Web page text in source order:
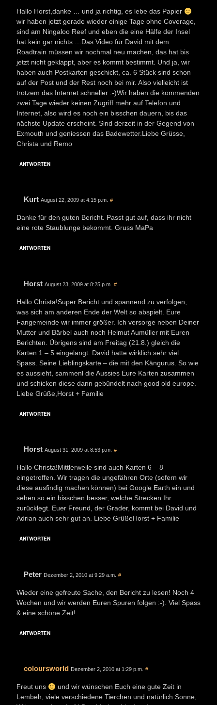
Hallo Horst,danke … und ja richtig, es lebe das Papier
wir haben jetzt gerade wieder einige Tage ohne Coverage,
sind am Ningaloo Reef und eben die eine Hälfe der Insel
hat kein gar nichts …Das Video für David mit dem
Roadtrain müssen wir nochmal neu machen, das hat bis
jetzt nicht geklappt, aber es kommt bestimmt. Und ja, wir
haben auch Postkarten geschickt, ca. 6 Stück sind schon
auf der Post und der Rest noch bei mir. Also vielleicht ist
trotzem das Internet schneller :-)Wir haben die kommenden
zwei Tage wieder keinen Zugriff mehr auf Telefon und
Internet, also wird es noch ein bisschen dauern, bis das
nächste Update erscheint. Sind derzeit in der Gegend von
Exmouth und geniessen das Badewetter.Liebe Grüsse,
Christa und Remo
ANTWORTEN
Kurt August 22, 2009 at 4:15 p.m. #
Danke für den guten Bericht. Passt gut auf, dass ihr nicht
eine rote Staublunge bekommt. Gruss MaPa
ANTWORTEN
Horst August 23, 2009 at 8:25 p.m. #
Hallo Christa!Super Bericht und spannend zu verfolgen,
was sich am anderen Ende der Welt so abspielt. Eure
Fangemeinde wir immer größer. Ich versorge neben Deiner
Mutter und Bärbel auch noch Helmut Aumüller mit Euren
Berichten. Übrigens sind am Freitag (21.8.) gleich die
Karten 1 – 5 eingelangt. David hatte wirklich sehr viel
Spass. Seine Lieblingskarte – die mit den Kängurus. So wie
es aussieht, sammenl die Aussies Eure Karten zusammen
und schicken diese dann gebündelt nach good old europe.
Liebe Grüße,Horst + Familie
ANTWORTEN
Horst August 31, 2009 at 8:53 p.m. #
Hallo Christa!Mittlerweile sind auch Karten 6 – 8
eingetroffen. Wir tragen die ungefähren Orte (sofern wir
diese ausfindig machen können) bei Google Earth ein und
sehen so ein bisschen besser, welche Strecken Ihr
zurücklegt. Euer Freund, der Grader, kommt bei David und
Adrian auch sehr gut an. Liebe GrüßeHorst + Familie
ANTWORTEN
Peter Dezember 2, 2010 at 9:29 a.m. #
Wieder eine gefreute Sache, den Bericht zu lesen! Noch 4
Wochen und wir werden Euren Spuren folgen :-). Viel Spass
& eine schöne Zeit!
ANTWORTEN
coloursworld Dezember 2, 2010 at 1:29 p.m. #
Freut uns
und wir wünschen Euch eine gute Zeit in
Lembeh, viele verschiedene Tierchen und natürlich Sonne,